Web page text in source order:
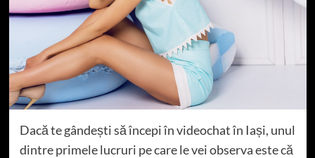
Dacă te gândești să începi în videochat în Iași, unul
dintre primele lucruri pe care le vei observa este că